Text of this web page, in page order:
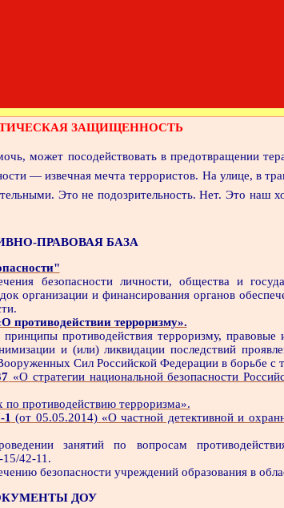
ЗАЩИЩЕННОСТЬ
может посодействовать в предотвращении
— извечная мечта террористов. На улице, в
Это не подозрительность. Нет. Это наш
ПРАВОВАЯ БАЗА
безопасности личности, общества и
организации и финансирования органов
противодействии терроризму».
противодействия терроризму, правовые
и (или) ликвидации последствий
Сил Российской Федерации в борьбе с
«О стратегии национальной безопасности
по противодействию терроризма».
1 (от 05.05.2014) «О частной детективной и
занятий по вопросам
15/42-11.
безопасности учреждений образования в
ДОУ